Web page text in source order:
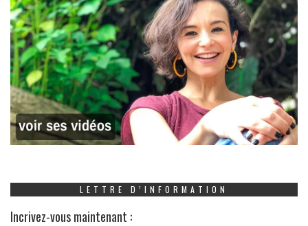
LETTRE D’INFORMATION
Incrivez-vous maintenant :